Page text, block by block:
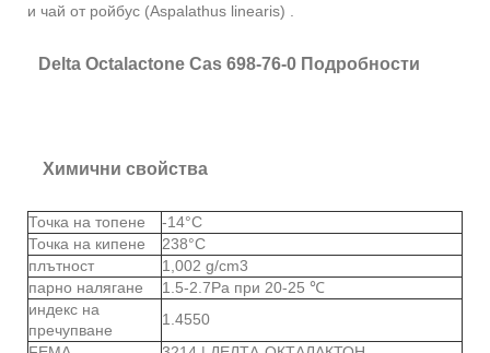
и чай от ройбус (Aspalathus linearis) .
Delta Octalactone Cas 698-76-0 Подробности
Химични свойства
Точка на топене
-14°C
Точка на кипене
238°С
плътност
1,002 g/cm3
парно налягане
1.5-2.7Pa при 20-25 ℃
индекс на
пречупване
1.4550